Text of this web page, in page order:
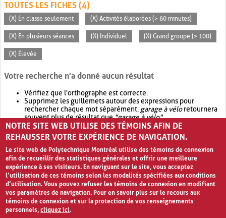
TOUTES LES FICHES (4)
(X) En classe seulement (X) Activités élaborées (> 60 minutes)
(X) En plusieurs séances (X) Individuel (X) Grand groupe (> 100)
(X) Élevée
Votre recherche n'a donné aucun résultat
Vérifiez que l'orthographe est correcte.
Supprimez les guillemets autour des expressions pour
rechercher chaque mot séparément. garage à véloretournera
souvent plus de résultat que"garage à vélo".
Envisagez d'élargir votre recherche avec OR.garage OR vélo
retournera souvent plus de résultat quegarage à vélo
NOTRE SITE WEB UTILISE DES TÉMOINS AFIN DE
REHAUSSER VOTRE EXPÉRIENCE DE NAVIGATION.
Le site web de Polytechnique Montréal utilise des témoins de connexion
afin de recueillir des statistiques générales et offrir une meilleure
expérience à ses visiteurs. En naviguant sur le site, vous acceptez
l’utilisation de ces témoins selon les modalités spécifiées aux conditions
d’utilisation. Vous pouvez refuser les témoins de connexion en modifiant
vos paramètres de navigation. Pour en savoir plus sur le recours aux
témoins de connexion et sur la protection de vos renseignements
personnels,cliquez ici.